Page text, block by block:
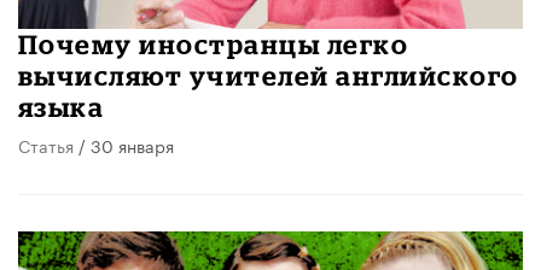
Почему иностранцы легко
вычисляют учителей английского
языка
Статья / 30 января